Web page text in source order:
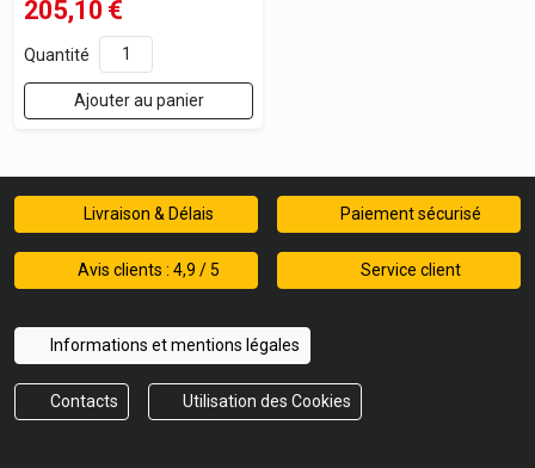
205,10 €
Quantité
Ajouter au panier
Livraison & Délais Paiement sécurisé
Avis clients : 4,9 / 5 Service client
Informations et mentions légales
Contacts Utilisation des Cookies